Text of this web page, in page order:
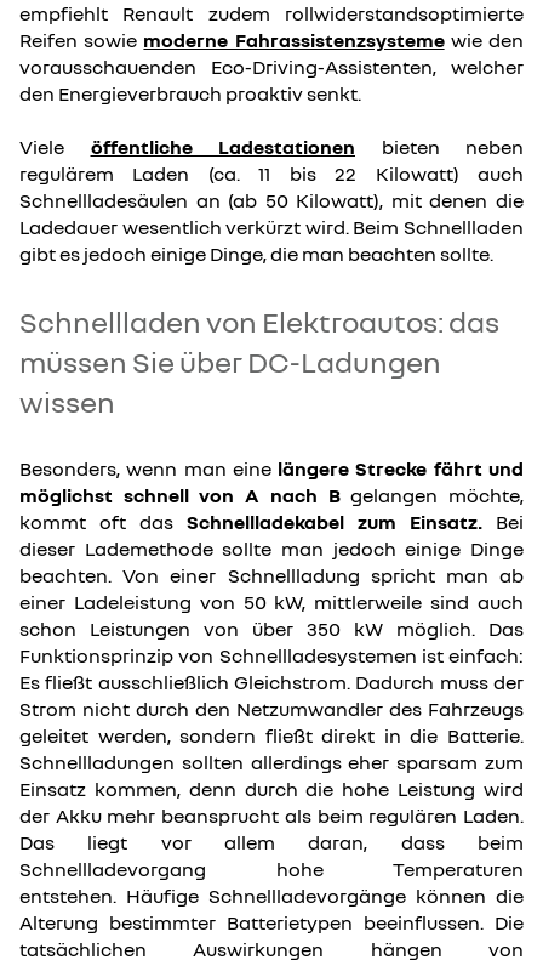
empfiehlt Renault zudem rollwiderstandsoptimierte
Reifen sowie moderne Fahrassistenzsystemewie den
vorausschauenden Eco-Driving-Assistenten, welcher
den Energieverbrauch proaktiv senkt.
Viele öffentliche Ladestationen bieten neben
regulärem Laden (ca. 11 bis 22 Kilowatt) auch
Schnellladesäulen an (ab 50 Kilowatt), mit denen die
Ladedauer wesentlich verkürzt wird. Beim Schnellladen
gibt es jedoch einige Dinge, die man beachten sollte.
Schnellladen von Elektroautos: das
müssen Sie über DC-Ladungen
wissen
Besonders, wenn man eine längere Strecke fährt und
möglichst schnell von A nach Bgelangen möchte,
kommt oft das Schnellladekabel zum Einsatz. Bei
dieser Lademethode sollte man jedoch einige Dinge
beachten. Von einer Schnellladung spricht man ab
einer Ladeleistung von 50 kW, mittlerweile sind auch
schon Leistungen von über 350 kW möglich. Das
Funktionsprinzip von Schnellladesystemen ist einfach:
Es fließt ausschließlich Gleichstrom. Dadurch muss der
Strom nicht durch den Netzumwandler des Fahrzeugs
geleitet werden, sondern fließt direkt in die Batterie.
Schnellladungen sollten allerdings eher sparsam zum
Einsatz kommen, denn durch die hohe Leistung wird
der Akku mehr beansprucht als beim regulären Laden.
Das liegt vor allem daran, dass beim
Schnellladevorgang hohe Temperaturen
entstehen. Häufige Schnellladevorgänge können die
Alterung bestimmter Batterietypen beeinflussen. Die
tatsächlichen Auswirkungen hängen von